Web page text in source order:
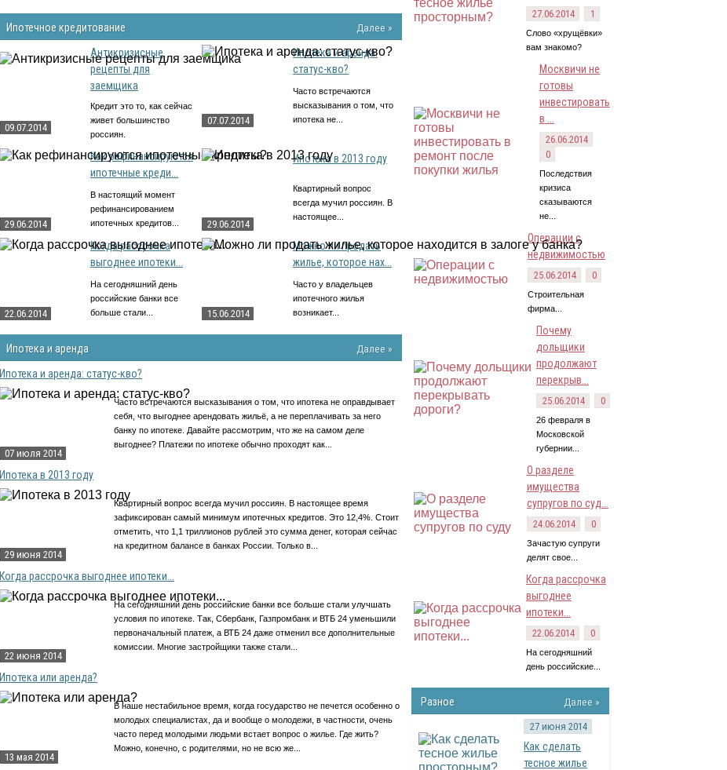
Ипотечное кредитование Далее »
09.07.2014
Антикризисные
рецепты для
заемщика
Кредит это то, как сейчас
живет большинство
россиян.
07.07.2014
Ипотека и аренда:
статус-кво?
Часто встречаются
высказывания о том, что
ипотека не...
29.06.2014
Как рефинансируются
ипотечные креди...
В настоящий момент
рефинансированием
ипотечных кредитов...
29.06.2014
Ипотека в 2013 году
Квартирный вопрос
всегда мучил россиян. В
настоящее...
22.06.2014
Когда рассрочка
выгоднее ипотеки...
На сегодняшний день
российские банки все
больше стали...
15.06.2014
Можно ли продать
жилье, которое нах...
Часто у владельцев
ипотечного жилья
возникает...
Ипотека и аренда
Далее »
Ипотека и аренда: статус-кво?
07 июля 2014
Часто встречаются высказывания о том, что ипотека не оправдывает
себя, что выгоднее арендовать жильё, а не переплачивать за него
банку по ипотеке. Давайте рассмотрим, что же на самом деле
выгоднее? Платежи по ипотеке обычно проходят как...
Ипотека в 2013 году
29 июня 2014
Квартирный вопрос всегда мучил россиян. В настоящее время
зафиксирован самый минимум ипотечных кредитов. Это 12,4%. Стоит
отметить, что 1,1 триллионов рублей это сумма денег, которая сейчас
на кредитном балансе в банках России. Только в...
Когда рассрочка выгоднее ипотеки...
22 июня 2014
На сегодняшний день российские банки все больше стали улучшать
условия по ипотеке. Так, Сбербанк, Газпромбанк и ВТБ 24 уменьшили
первоначальный платеж, а ВТБ 24 даже отменил все дополнительные
комиссии. Многие застройщики также стали...
Ипотека или аренда?
13 мая 2014
В наше нестабильное время, когда государство не печется особенно о
молодых специалистах, да и вообще о молодежи, в частности, очень
часто перед молодыми людьми встает вопрос о жилье. Где жить?
Можно, конечно, с родителями, но не всю же...
27.06.2014 1
Слово «хрущёвки»
вам знакомо?
Москвичи не
готовы
инвестировать
в ...
26.06.2014
0
Последствия
кризиса
сказываются
не...
Операции с
недвижимостью
25.06.2014 0
Строительная
фирма...
Почему
дольщики
продолжают
перекрыв...
25.06.2014 0
26 февраля в
Московской
губернии...
О разделе
имущества
супругов по суд...
24.06.2014 0
Зачастую супруги
делят свое...
Когда рассрочка
выгоднее
ипотеки...
22.06.2014 0
На сегодняшний
день российские...
Разное Далее »
27 июня 2014
Как сделать
тесное жилье